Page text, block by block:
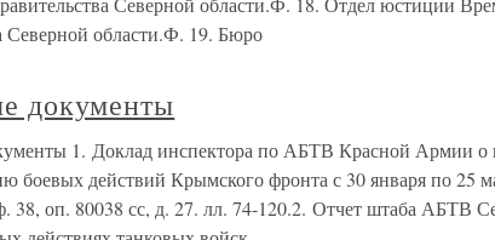
Северной области.Ф. 19. Бюро
документы
1. Доклад инспектора по АБТВ Красной Армии о
боевых действий Крымского фронта с 30 января по 25
оп. 80038 сс, д. 27. лл. 74-120.2. Отчет штаба АБТВ